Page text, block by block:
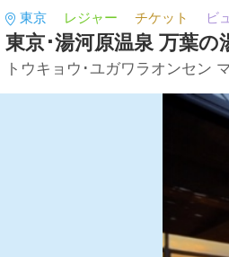
東京 レジャー チケット ビ
東京･湯河原温泉 万葉の
トウキョウ･ユガワラオンセン